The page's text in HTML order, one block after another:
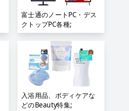
富士通のノートPC・デス
クトップPC各種;
入浴用品、ボディケアな
どのBeauty特集;